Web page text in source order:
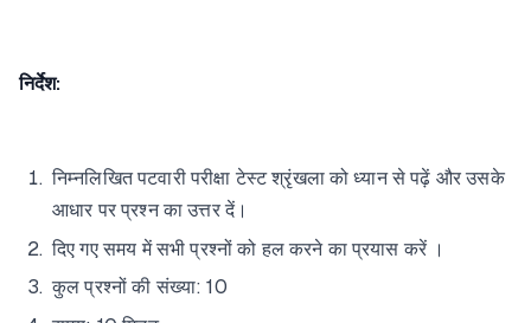
निर्देश:
निम्नलिखित पटवारी परीक्षा टेस्ट श्रृंखला को ध्यान से पढ़ें और उसके
आधार पर प्रश्न का उत्तर दें।
दिए गए समय में सभी प्रश्नों को हल करने का प्रयास करें ।
कुल प्रश्नों की संख्या: 10